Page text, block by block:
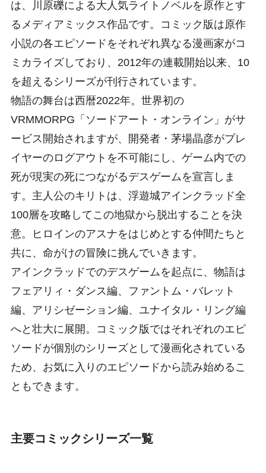
は、川原礫による大人気ライトノベルを原作とす
るメディアミックス作品です。コミック版は原作
小説の各エピソードをそれぞれ異なる漫画家がコ
ミカライズしており、2012年の連載開始以来、10
を超えるシリーズが刊行されています。
物語の舞台は西暦2022年。世界初の
VRMMORPG「ソードアート・オンライン」がサ
ービス開始されますが、開発者・茅場晶彦がプレ
イヤーのログアウトを不可能にし、ゲーム内での
死が現実の死につながるデスゲームを宣言しま
す。主人公のキリトは、浮遊城アインクラッド全
100層を攻略してこの地獄から脱出することを決
意。ヒロインのアスナをはじめとする仲間たちと
共に、命がけの冒険に挑んでいきます。
アインクラッドでのデスゲームを起点に、物語は
フェアリィ・ダンス編、ファントム・バレット
編、アリシゼーション編、ユナイタル・リング編
へと壮大に展開。コミック版ではそれぞれのエピ
ソードが個別のシリーズとして漫画化されている
ため、お気に入りのエピソードから読み始めるこ
ともできます。
主要コミックシリーズ一覧